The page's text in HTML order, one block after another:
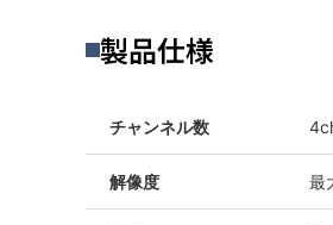
製品仕様
チャンネル数
解像度 最